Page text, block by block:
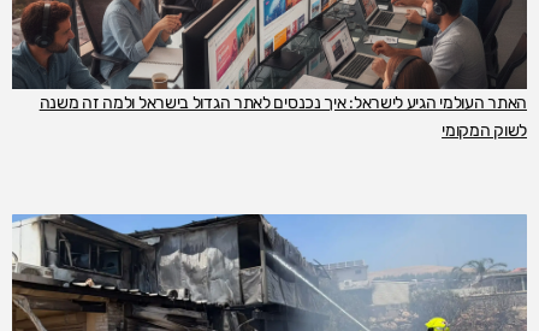
האתר העולמי הגיע לישראל: איך נכנסים לאתר הגדול בישראל ולמה זה משנה
לשוק המקומי